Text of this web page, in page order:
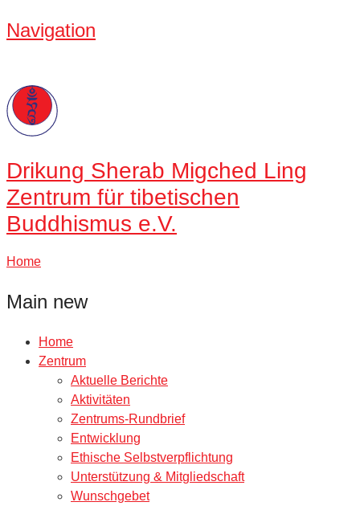
Navigation
Drikung Sherab Migched Ling
Zentrum für tibetischen
Buddhismus e.V.
Home
Main new
Home
Zentrum
Aktuelle Berichte
Aktivitäten
Zentrums-Rundbrief
Entwicklung
Ethische Selbstverpflichtung
Unterstützung & Mitgliedschaft
Wunschgebet